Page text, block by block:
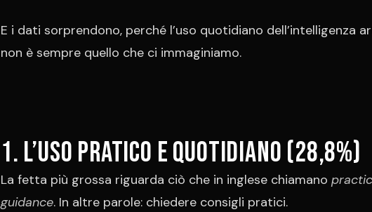
E i dati sorprendono, perché l’uso quotidiano dell’intelligenza
non è sempre quello che ci immaginiamo.
1. L’uso pratico e quotidiano (28,8%)
La fetta più grossa riguarda ciò che in inglese chiamano
guidance. In altre parole: chiedere consigli pratici.